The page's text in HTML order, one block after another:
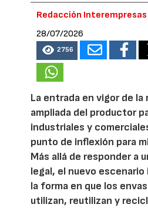
Redacción Interempresas
28/07/2026
2756
La entrada en vigor de la
ampliada del productor
industriales y
punto de inflexión para
Más allá de responder a
legal, el nuevo
la forma en que los
utilizan, reutilizan y